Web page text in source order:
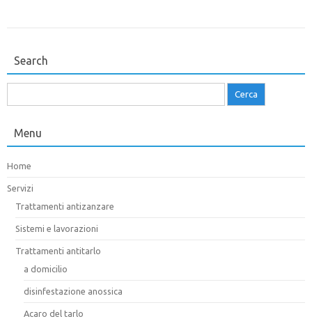
Search
per:
Menu
Home
Servizi
Trattamenti antizanzare
Sistemi e lavorazioni
Trattamenti antitarlo
a domicilio
disinfestazione anossica
Acaro del tarlo